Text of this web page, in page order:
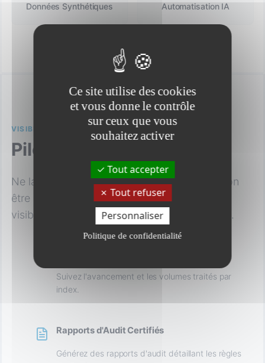
Données Synthétiques Automatisation IA
VISIBILITÉ TOTALE
Pilotage & Traçabilité
Ne laissez plus vos processus d'anonymisation
être des boîtes noires. Datanaos offre une
visibilité complète sur vos index Elasticsearch.
Suivez l'avancement et les volumes traités par
index.
Rapports d'Audit Certifiés
Générez des rapports d'audit détaillant les règles
Ce site utilise des cookies
et vous donne le contrôle
sur ceux que vous
souhaitez activer
Tout accepter
Tout refuser
Personnaliser
Politique de confidentialité